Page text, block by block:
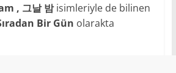
, 그날 밤isimleriyle de bilinen
Bir Gün olarakta